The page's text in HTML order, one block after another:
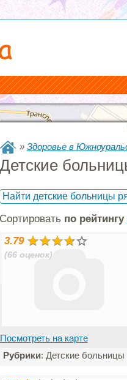
» Здоровье в
Детские
Найти детские больницы
Сортировать по рейтингу
3.79
(66 оценок)
Посмотреть на карте
Рубрики: Детские больницы